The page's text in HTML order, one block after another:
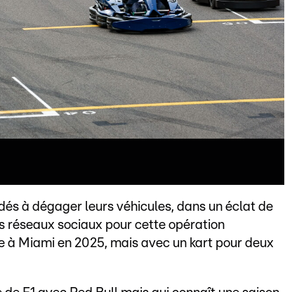
à dégager leurs véhicules, dans un éclat de
réseaux sociaux pour cette opération
Miami en 2025, mais avec un kart pour deux